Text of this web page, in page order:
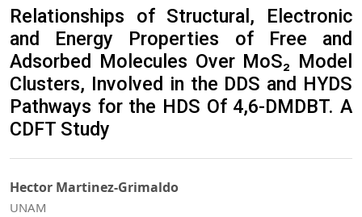
Relationships of Structural, Electronic
and Energy Properties of Free and
Adsorbed Molecules Over MoS₂ Model
Clusters, Involved in the DDS and HYDS
Pathways for the HDS Of 4,6-DMDBT. A
CDFT Study
Hector Martinez-Grimaldo
UNAM